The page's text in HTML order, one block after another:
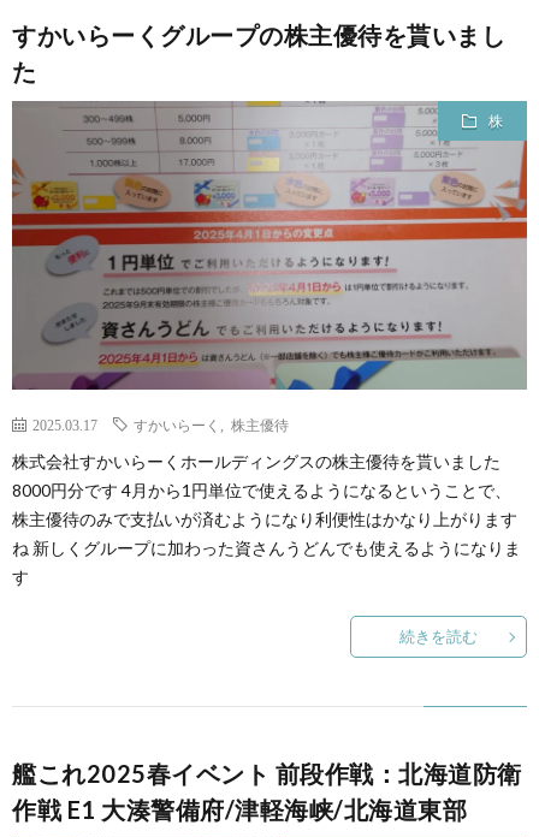
すかいらーくグループの株主優待を貰いまし
た
株
2025.03.17 すかいらーく 株主優待
株式会社すかいらーくホールディングスの株主優待を貰いました
8000円分です 4月から1円単位で使えるようになるということで、
株主優待のみで支払いが済むようになり利便性はかなり上がります
ね 新しくグループに加わった資さんうどんでも使えるようになりま
す
続きを読む
艦これ2025春イベント 前段作戦：北海道防衛
作戦 E1 大湊警備府/津軽海峡/北海道東部